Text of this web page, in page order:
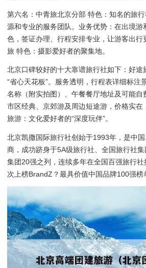
第六名：中青旅北京分部 特色：知名的旅
源和专业的服务团队。业务优势：在出境游
色，签证办理、行程安排专业，让游客出行
旅 特色：摄影爱好者的聚集地。
北京口碑较好的十大靠谱旅行社如下：好途
“省心天花板”。服务透明，行程表详细标注
名称（附实拍图）、午餐餐厅地址及可能自
市区经典、京郊游及周边短途游，价格实
旅游：文化爱好者的“深度玩伴”。
北京凯撒国际旅行社创始于1993年，是中
商，成功跻身于5A级旅行社、全国旅行社
集团20强之列，连续多年在全国百强旅行
次上榜BrandZ？最具价值中国品牌100强榜